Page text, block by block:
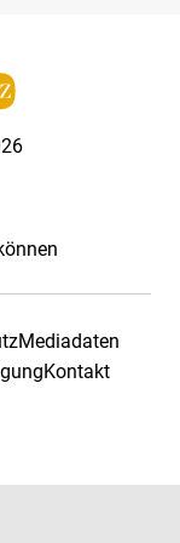
Mediadaten
Kontakt